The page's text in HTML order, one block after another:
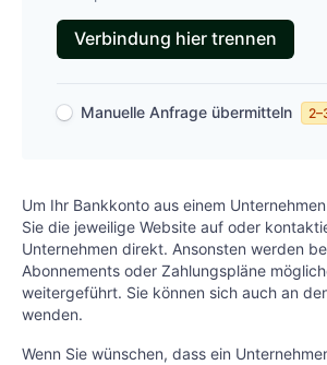
Verbindung hier trennen
Manuelle Anfrage übermitteln
Um Ihr Bankkonto aus einem
Sie die jeweilige Website auf oder
Unternehmen direkt. Ansonsten werden
Abonnements oder Zahlungspläne
weitergeführt. Sie können sich auch an
wenden.
Wenn Sie wünschen, dass ein